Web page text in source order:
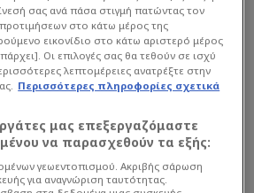
σας ανά πάσα στιγμή πατώντας τον
στο κάτω μέρος της
εικονίδιο στο κάτω αριστερό μέρος
Οι επιλογές σας θα τεθούν σε ισχύ
λεπτομέρειες ανατρέξτε στην
Περισσότερες πληροφορίες σχετικά
μας επεξεργαζόμαστε
να παρασχεθούν τα εξής:
γεωεντοπισμού. Ακριβής σάρωση
για αναγνώριση ταυτότητας.